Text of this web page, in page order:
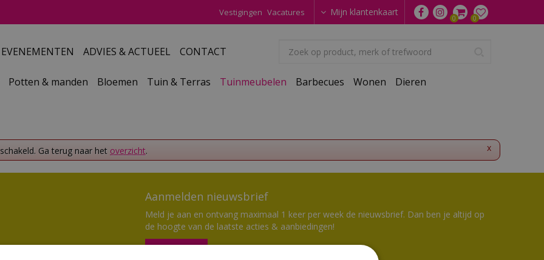
Vestigingen Vacatures Mijn klantenkaart
EVENEMENTEN ADVIES & ACTUEEL CONTACT
Potten & manden Bloemen Tuin & Terras Tuinmeubelen Barbecues Wonen Dieren
x
Ga terug naar het overzicht.
Aanmelden nieuwsbrief
Meld je aan en ontvang maximaal 1 keer per week de nieuwsbrief. Dan ben je altijd op
de hoogte van de laatste acties & aanbiedingen!
Aanmelden